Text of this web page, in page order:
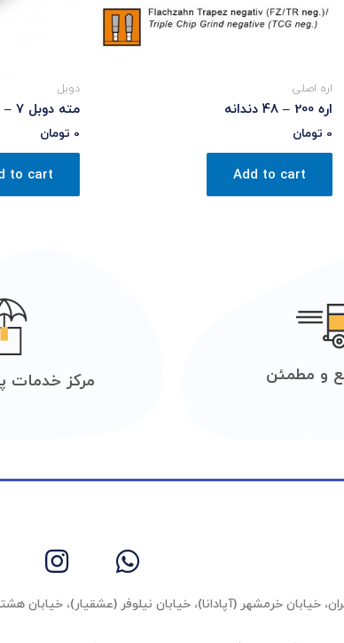
اره اصلی
اره 200 – 48 دندانه
0 تومان
Add to cart
دوبل
مته دوبل 7 – بلند L
0 تومان
to cart
و مطمئن مرکز
خیابان خرمشهر (آپادانا)، خیابان نیلوفر (عشقیار)، خیابان هشتم، پلاک ۳، واحد ٢،